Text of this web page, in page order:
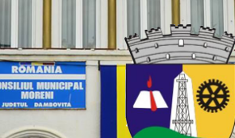
sidebar
sidebar